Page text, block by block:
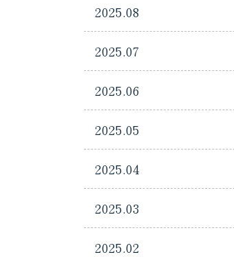
2025.08
2025.07
2025.06
2025.05
2025.04
2025.03
2025.02